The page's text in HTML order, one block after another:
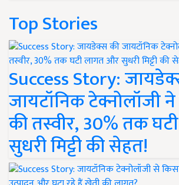
Top Stories
Success Story:
जायटॉनिक टेक्नोलॉजी
की तस्वीर, 30% तक
सुधरी मिट्टी की सेहत!